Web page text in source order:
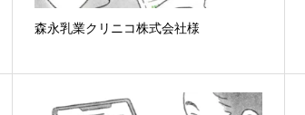
森永乳業クリニコ株式会社様